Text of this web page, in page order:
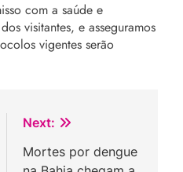
com a saúde e
visitantes, e asseguramos
vigentes serão
Next:
Mortes por dengue